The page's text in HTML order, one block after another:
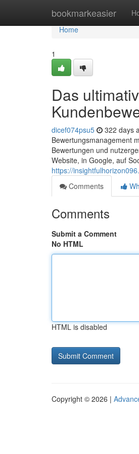
bookmarkeasier
Home
Home
1
Das
dicef074psu5 322 days
Bewertungsmanagement
Bewertungen und
Website, in Google, auf
https://
Comments
Comments
Submit a Comment
No HTML
HTML is disabled
Copyright © 2026 |